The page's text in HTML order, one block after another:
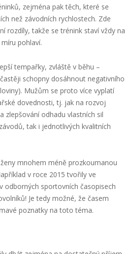
zejména pak těch, které se
než závodních rychlostech. Zde
rozdíly, takže se trénink staví vždy na
pohlaví.
tempařky, zvláště v běhu –
schopny dosáhnout negativního
Mužům se proto více vyplatí
dovednosti, tj. jak na rozvoj
zlepšování odhadu vlastních sil
tak i jednotlivých kvalitních
mnohem méně prozkoumanou
v roce 2015 tvořily ve
odborných sportovních časopisech
Je tedy možné, že časem
poznatky na toto téma.